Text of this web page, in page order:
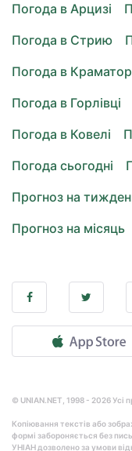
Погода в Арцизі
Погода в Стрию
Погода в
Погода в Горлівці
Погода в Ковелі
Погода сьогодні
Прогноз на
Прогноз на місяць
© UNIAN.NET, 1998 - 2026 Усі
Копіювання текстів або
формі забороняється без
УНІАН дозволено за умови